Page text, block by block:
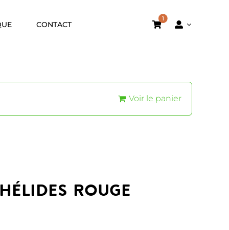
CONTACT
1
Voir le panier
Rouge